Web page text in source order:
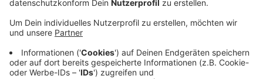
Anzeige
Im Rhein-Kreis Neuss leben über 300 Menschen ohne